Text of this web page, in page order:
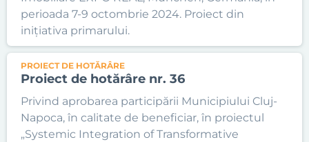
perioada 7-9 octombrie 2024. Proiect din
inițiativa primarului.
PROIECT DE HOTĂRÂRE
Proiect de hotărâre nr. 36
Privind aprobarea participării Municipiului Cluj-
Napoca, în calitate de beneficiar, în proiectul
„Systemic Integration of Transformative